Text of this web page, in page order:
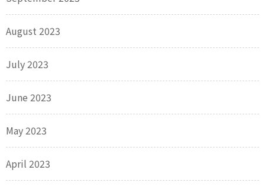
August 2023
July 2023
June 2023
May 2023
April 2023